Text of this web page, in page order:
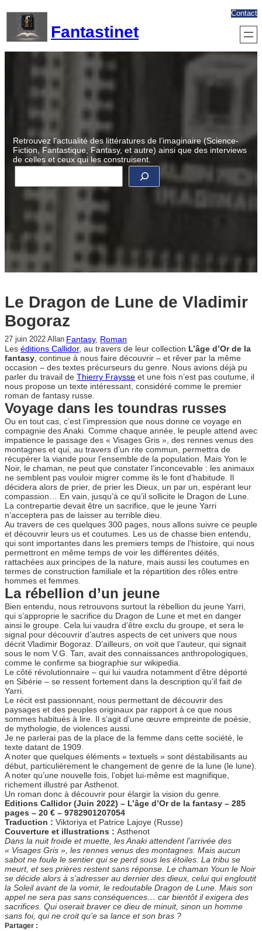
contenu
Fantastinet
Contact
Retrouvez l’actualité des littératures de l’imaginaire (Science-
Fiction, Fantastique, Fantasy, et autre) ainsi que des interviews
de celles et ceux qui les construisent.
R
c
r
Le Dragon de Lune de Vladimir
Bogoraz
27 juin 2022 Allan Fantasy, Roman
Les éditions Callidor, au travers de leur collection L’âge d’Or de la
fantasy, continue à nous faire découvrir – et rêver par la même
occasion – des textes précurseurs du genre. Nous avions déjà pu
parler du travail de Thierry Fraysse et une fois n’est pas coutume, il
nous propose un texte intéressant, considéré comme le premier
roman de fantasy russe.
Voyage dans les toundras russes
Ou en tout cas, c’est l’impression que nous donne ce voyage en
compagnie des Anaki. Comme chaque année, le peuple attend avec
impatience le passage des « Visages Gris », des rennes venus des
montagnes et qui, au travers d’un rite commun, permettra de
récupérer la viande pour l’ensemble de la population. Mais Yon le
Noir, le chaman, ne peut que constater l’inconcevable : les animaux
ne semblent pas vouloir migrer comme ils le font d’habitude. Il
décidera alors de prier, de prier les Dieux, un par un, espérant leur
compassion… En vain, jusqu’à ce qu’il sollicite le Dragon de Lune.
La contrepartie devait être un sacrifice, que le jeune Yarri
n’acceptera pas de laisser au terrible dieu.
Au travers de ces quelques 300 pages, nous allons suivre ce peuple
et découvrir leurs us et coutumes. Les us de chasse bien entendu,
qui sont importantes dans les premiers temps de l’histoire, qui nous
permettront en même temps de voir les différentes déités,
rattachées aux principes de la nature, mais aussi les coutumes en
termes de construction familiale et la répartition des rôles entre
hommes et femmes.
La rébellion d’un jeune
Bien entendu, nous retrouvons surtout la rébellion du jeune Yarri,
qui s’approprie le sacrifice du Dragon de Lune et met en danger
ainsi le groupe. Cela lui vaudra d’être exclu du groupe, et sera le
signal pour découvrir d’autres aspects de cet univers que nous
décrit Vladimir Bogoraz. D’ailleurs, on voit que l’auteur, qui signait
sous le nom V.G. Tan, avait des connaissances anthropologiques,
comme le confirme sa biographie sur wikipedia.
Le côté révolutionnaire – qui lui vaudra notamment d’être déporté
en Sibérie – se ressent fortement dans la description qu’il fait de
Yarri.
Le récit est passionnant, nous permettant de découvrir des
paysages et des peuples originaux par rapport à ce que nous
sommes habitués à lire. Il s’agit d’une œuvre empreinte de poésie,
de mythologie, de violences aussi.
Je ne parlerai pas de la place de la femme dans cette société, le
texte datant de 1909.
A noter que quelques éléments « textuels » sont déstabilisants au
début, particulièrement le changement de genre de la lune (le lune).
A noter qu’une nouvelle fois, l’objet lui-même est magnifique,
richement illustré par Asthenot.
Un roman donc à découvrir pour élargir la vision du genre.
Editions Callidor (Juin 2022) – L’âge d’Or de la fantasy – 285
pages – 20 € – 9782901207054
Traduction : Viktoriya et Patrice Lajoye (Russe)
Couverture et illustrations : Asthenot
Dans la nuit froide et muette, les Anaki attendent l’arrivée des
« Visages Gris », les rennes venus des montagnes. Mais aucun
sabot ne foule le sentier qui se perd sous les étoiles. La tribu se
meurt, et ses prières restent sans réponse. Le chaman Youn le Noir
se décide alors à s’adresser au dernier des dieux, celui qui engloutit
la Soleil avant de la vomir, le redoutable Dragon de Lune. Mais son
appel ne sera pas sans conséquences… car bientôt il exigera des
sacrifices. Qui oserait braver ce dieu de minuit, sinon un homme
sans foi, qui ne croit qu’e sa lance et son bras ?
Partager :